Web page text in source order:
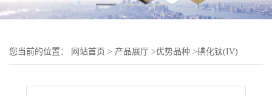
您当前的位置： 网站首页 > 产品展厅 >优势品种 >碘化钛(IV)